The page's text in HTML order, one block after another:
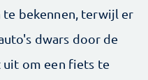
te bekennen, terwijl er
dwars door de
om een fiets te